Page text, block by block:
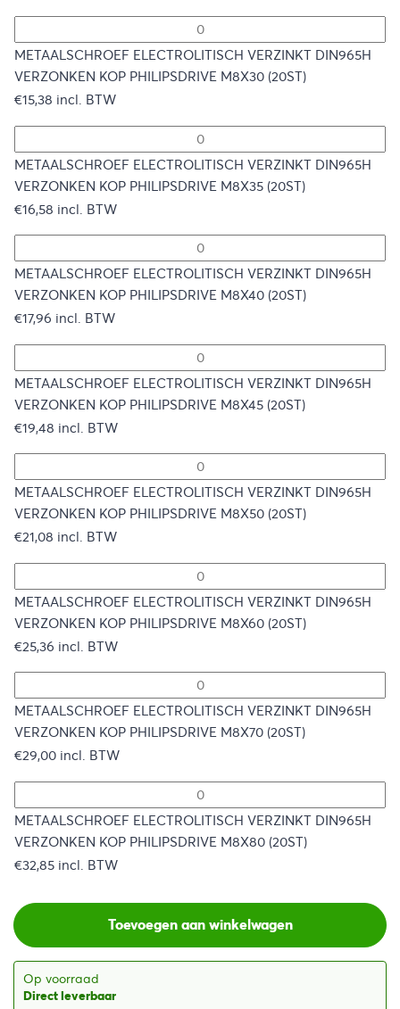
METAALSCHROEF ELECTROLITISCH VERZINKT DIN965H
VERZONKEN KOP PHILIPSDRIVE M8X30 (20ST)
€15,38 incl. BTW
METAALSCHROEF ELECTROLITISCH VERZINKT DIN965H
VERZONKEN KOP PHILIPSDRIVE M8X35 (20ST)
€16,58 incl. BTW
METAALSCHROEF ELECTROLITISCH VERZINKT DIN965H
VERZONKEN KOP PHILIPSDRIVE M8X40 (20ST)
€17,96 incl. BTW
METAALSCHROEF ELECTROLITISCH VERZINKT DIN965H
VERZONKEN KOP PHILIPSDRIVE M8X45 (20ST)
€19,48 incl. BTW
METAALSCHROEF ELECTROLITISCH VERZINKT DIN965H
VERZONKEN KOP PHILIPSDRIVE M8X50 (20ST)
€21,08 incl. BTW
METAALSCHROEF ELECTROLITISCH VERZINKT DIN965H
VERZONKEN KOP PHILIPSDRIVE M8X60 (20ST)
€25,36 incl. BTW
METAALSCHROEF ELECTROLITISCH VERZINKT DIN965H
VERZONKEN KOP PHILIPSDRIVE M8X70 (20ST)
€29,00 incl. BTW
METAALSCHROEF ELECTROLITISCH VERZINKT DIN965H
VERZONKEN KOP PHILIPSDRIVE M8X80 (20ST)
€32,85 incl. BTW
Toevoegen aan winkelwagen
Op voorraad
Direct leverbaar